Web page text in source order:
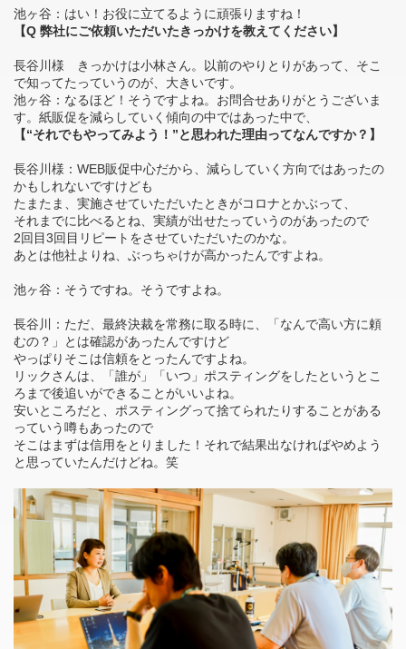
池ヶ谷：はい！お役に立てるように頑張りますね！
【Q 弊社にご依頼いただいたきっかけを教えてください】
長谷川様 きっかけは小林さん。以前のやりとりがあって、そこ
で知ってたっていうのが、大きいです。
池ヶ谷：なるほど！そうですよね。お問合せありがとうございま
す。紙販促を減らしていく傾向の中ではあった中で、
【“それでもやってみよう！”と思われた理由ってなんですか？】
長谷川様：WEB販促中心だから、減らしていく方向ではあったの
かもしれないですけども
たまたま、実施させていただいたときがコロナとかぶって、
それまでに比べるとね、実績が出せたっていうのがあったので
2回目3回目リピートをさせていただいたのかな。
あとは他社よりね、ぶっちゃけが高かったんですよね。
池ヶ谷：そうですね。そうですよね。
長谷川：ただ、最終決裁を常務に取る時に、「なんで高い方に頼
むの？」とは確認があったんですけど
やっぱりそこは信頼をとったんですよね。
リックさんは、「誰が」「いつ」ポスティングをしたというとこ
ろまで後追いができることがいいよね。
安いところだと、ポスティングって捨てられたりすることがある
っていう噂もあったので
そこはまずは信用をとりました！それで結果出なければやめよう
と思っていたんだけどね。笑